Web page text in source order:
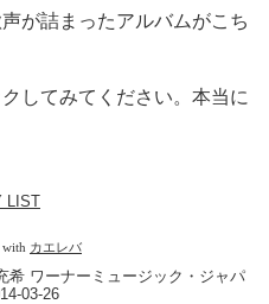
が詰まったアルバムがこち
してみてください。本当に
LIST
with カエレバ
希 ワーナーミュージック・ジャパ
03-26